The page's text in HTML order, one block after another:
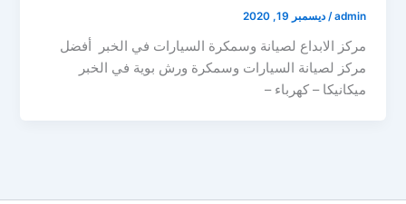
admin
/ديسمبر 19, 2020
مركز الابداع لصيانة وسمكرة السيارات في الخبر أفضل
مركز لصيانة السيارات وسمكرة ورش بوية في الخبر
ميكانيكا – كهرباء –